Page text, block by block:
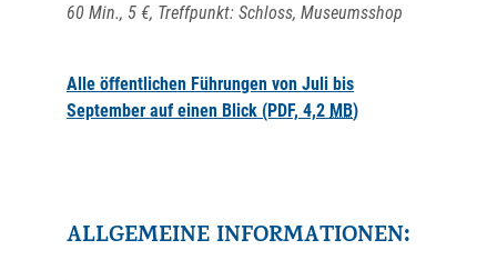
60 Min., 5 €, Treffpunkt: Schloss, Museumsshop
Alle öffentlichen Führungen von Juli bis
September auf einen Blick (PDF, 4,2 MB)
ALLGEMEINE INFORMATIONEN: